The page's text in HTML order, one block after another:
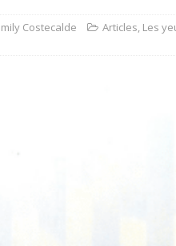
Costecalde Articles, Les